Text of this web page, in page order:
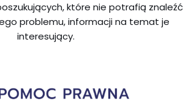
które nie potrafią znaleźć
problemu, informacji na temat je
interesujący.